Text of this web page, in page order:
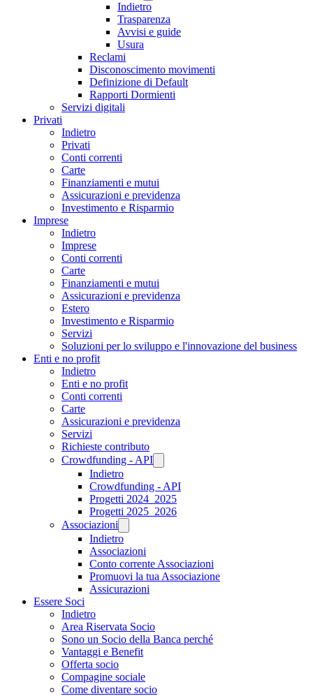
Indietro
Trasparenza
Avvisi e guide
Usura
Reclami
Disconoscimento movimenti
Definizione di Default
Rapporti Dormienti
Servizi digitali
Privati
Indietro
Privati
Conti correnti
Carte
Finanziamenti e mutui
Assicurazioni e previdenza
Investimento e Risparmio
Imprese
Indietro
Imprese
Conti correnti
Carte
Finanziamenti e mutui
Assicurazioni e previdenza
Estero
Investimento e Risparmio
Servizi
Soluzioni per lo sviluppo e l'innovazione del business
Enti e no profit
Indietro
Enti e no profit
Conti correnti
Carte
Assicurazioni e previdenza
Servizi
Richieste contributo
Crowdfunding - API
Indietro
Crowdfunding - API
Progetti 2024_2025
Progetti 2025_2026
Associazioni
Indietro
Associazioni
Conto corrente Associazioni
Promuovi la tua Associazione
Assicurazioni
Essere Soci
Indietro
Area Riservata Socio
Sono un Socio della Banca perché
Vantaggi e Benefit
Offerta socio
Compagine sociale
Come diventare socio